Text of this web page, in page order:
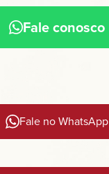
Fale conosco
Fale no WhatsApp